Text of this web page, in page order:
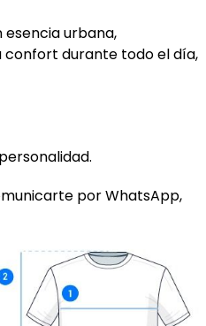
urbana,
durante todo el día,
por WhatsApp,